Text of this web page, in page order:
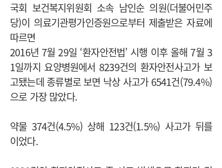
국회 보건복지위원회 소속 남인순 의원(더불어민주
당)이 의료기관평가인증원으로부터 제출받은 자료에
따르면
2016년 7월 29일 ‘환자안전법’ 시행 이후 올해 7월 3
1일까지 요양병원에서 8239건의 환자안전사고가 보
고됐는데 종류별로 보면 낙상 사고가 6541건(79.4%)
으로 가장 많았다.
약물 374건(4.5%) 상해 123건(1.5%) 사고가 뒤를
이었다.